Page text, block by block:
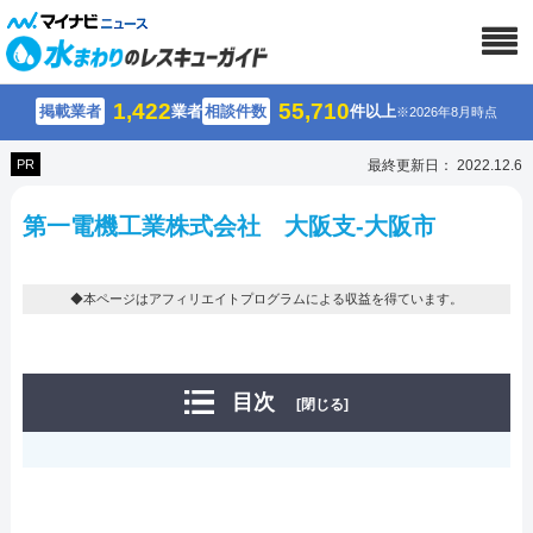
掲載業者 1,422業者相談件数 55,710件以上※2026年8月時点
PR 最終更新日： 2022.12.6
第一電機工業株式会社 大阪支-大阪市
◆本ページはアフィリエイトプログラムによる収益を得ています。
目次 [閉じる]